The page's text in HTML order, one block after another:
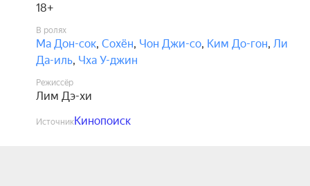
18+
В ролях
Ма Дон-сок, Сохён, Чон Джи-со, Ким До-гон, Ли
Да-иль, Чха У-джин
Режиссёр
Лим Дэ-хи
ИсточникКинопоиск